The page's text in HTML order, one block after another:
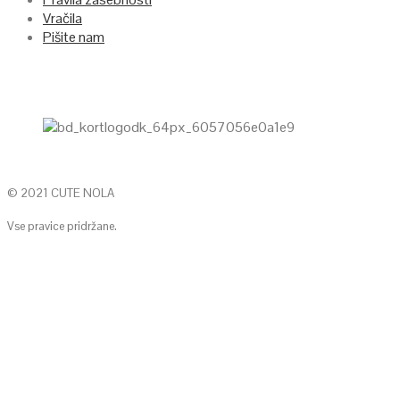
Vračila
Pišite nam
© 2021 CUTE NOLA
Vse pravice pridržane.